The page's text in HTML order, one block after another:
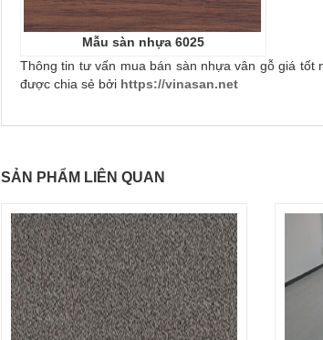
Mẫu sàn nhựa 6025
Thông tin tư vấn mua bán sàn nhựa vân gỗ giá
được chia sẻ bởi https://vinasan.net
SẢN PHẨM LIÊN QUAN